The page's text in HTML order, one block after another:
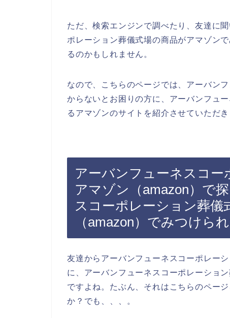
ただ、検索エンジンで調べたり、友達に
ポレーション葬儀式場の商品がアマゾン
るのかもしれません。
なので、こちらのページでは、アーバン
からないとお困りの方に、アーバンフュ
るアマゾンのサイトを紹介させていただ
アーバンフューネスコー
アマゾン（amazon）で
スコーポレーション葬儀
（amazon）でみつけら
友達からアーバンフューネスコーポレー
に、アーバンフューネスコーポレーショ
ですよね。たぶん、それはこちらのペー
か？でも、、、。